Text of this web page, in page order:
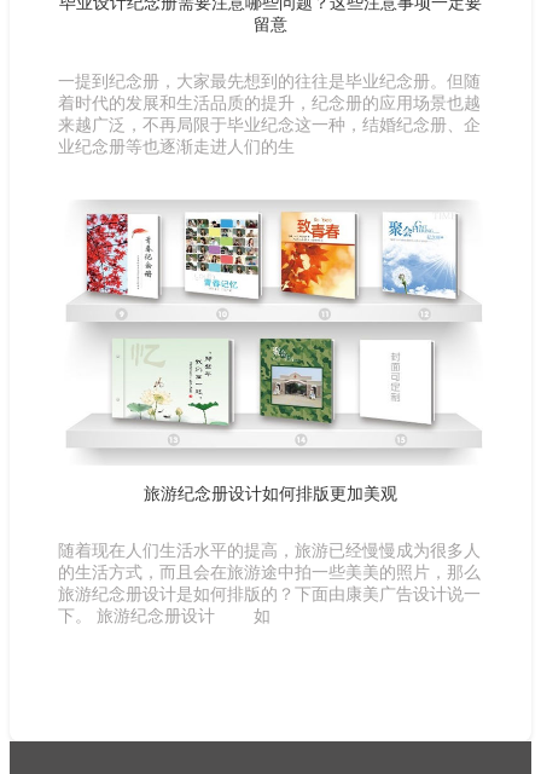
留意
一提到纪念册，大家最先想到的往往是毕业纪念册。但随
着时代的发展和生活品质的提升，纪念册的应用场景也越
来越广泛，不再局限于毕业纪念这一种，结婚纪念册、企
业纪念册等也逐渐走进人们的生
旅游纪念册设计如何排版更加美观
随着现在人们生活水平的提高，旅游已经慢慢成为很多人
的生活方式，而且会在旅游途中拍一些美美的照片，那么
旅游纪念册设计是如何排版的？下面由康美广告设计说一
下。 旅游纪念册设计 如